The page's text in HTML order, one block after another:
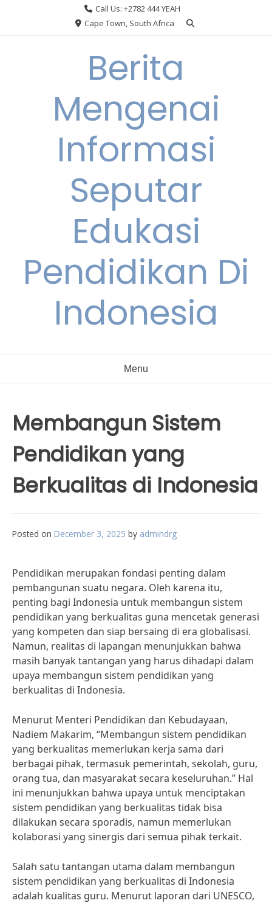
Call Us: +2782 444 YEAH
Cape Town, South Africa
Berita
Mengenai
Informasi
Seputar
Edukasi
Pendidikan Di
Indonesia
Menu
Membangun Sistem
Pendidikan yang
Berkualitas di Indonesia
Posted on December 3, 2025 by admindrg
Pendidikan merupakan fondasi penting dalam
pembangunan suatu negara. Oleh karena itu,
penting bagi Indonesia untuk membangun sistem
pendidikan yang berkualitas guna mencetak generasi
yang kompeten dan siap bersaing di era globalisasi.
Namun, realitas di lapangan menunjukkan bahwa
masih banyak tantangan yang harus dihadapi dalam
upaya membangun sistem pendidikan yang
berkualitas di Indonesia.
Menurut Menteri Pendidikan dan Kebudayaan,
Nadiem Makarim, “Membangun sistem pendidikan
yang berkualitas memerlukan kerja sama dari
berbagai pihak, termasuk pemerintah, sekolah, guru,
orang tua, dan masyarakat secara keseluruhan.” Hal
ini menunjukkan bahwa upaya untuk menciptakan
sistem pendidikan yang berkualitas tidak bisa
dilakukan secara sporadis, namun memerlukan
kolaborasi yang sinergis dari semua pihak terkait.
Salah satu tantangan utama dalam membangun
sistem pendidikan yang berkualitas di Indonesia
adalah kualitas guru. Menurut laporan dari UNESCO,